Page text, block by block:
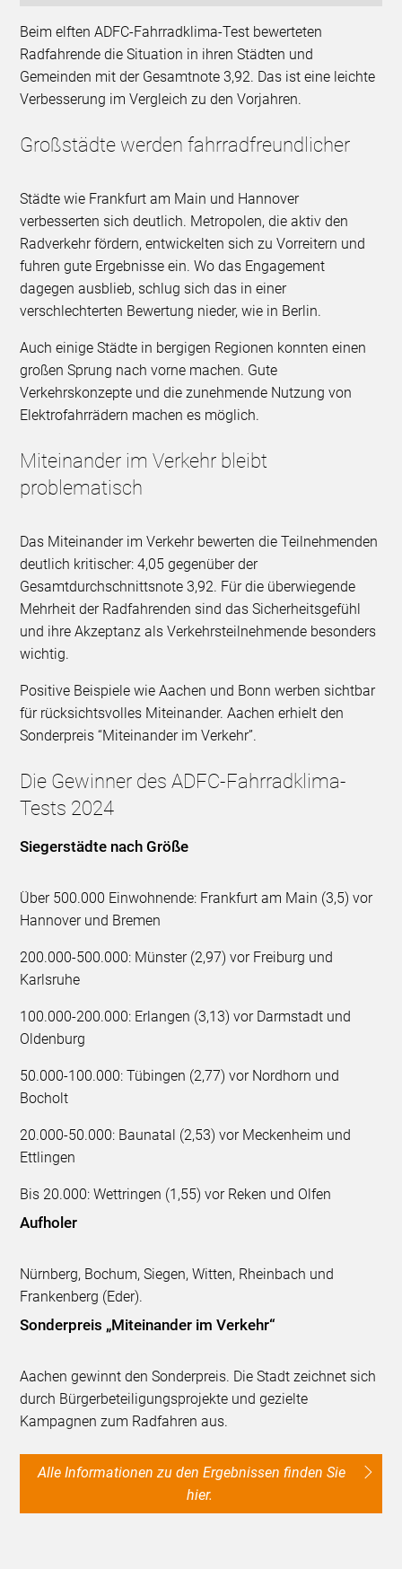
Beim elften ADFC-Fahrradklima-Test bewerteten
Radfahrende die Situation in ihren Städten und
Gemeinden mit der Gesamtnote 3,92. Das ist eine leichte
Verbesserung im Vergleich zu den Vorjahren.
Großstädte werden fahrradfreundlicher
Städte wie Frankfurt am Main und Hannover
verbesserten sich deutlich. Metropolen, die aktiv den
Radverkehr fördern, entwickelten sich zu Vorreitern und
fuhren gute Ergebnisse ein. Wo das Engagement
dagegen ausblieb, schlug sich das in einer
verschlechterten Bewertung nieder, wie in Berlin.
Auch einige Städte in bergigen Regionen konnten einen
großen Sprung nach vorne machen. Gute
Verkehrskonzepte und die zunehmende Nutzung von
Elektrofahrrädern machen es möglich.
Miteinander im Verkehr bleibt
problematisch
Das Miteinander im Verkehr bewerten die Teilnehmenden
deutlich kritischer: 4,05 gegenüber der
Gesamtdurchschnittsnote 3,92. Für die überwiegende
Mehrheit der Radfahrenden sind das Sicherheitsgefühl
und ihre Akzeptanz als Verkehrsteilnehmende besonders
wichtig.
Positive Beispiele wie Aachen und Bonn werben sichtbar
für rücksichtsvolles Miteinander. Aachen erhielt den
Sonderpreis “Miteinander im Verkehr”.
Die Gewinner des ADFC-Fahrradklima-
Tests 2024
Siegerstädte nach Größe
Über 500.000 Einwohnende: Frankfurt am Main (3,5) vor
Hannover und Bremen
200.000-500.000: Münster (2,97) vor Freiburg und
Karlsruhe
100.000-200.000: Erlangen (3,13) vor Darmstadt und
Oldenburg
50.000-100.000: Tübingen (2,77) vor Nordhorn und
Bocholt
20.000-50.000: Baunatal (2,53) vor Meckenheim und
Ettlingen
Bis 20.000: Wettringen (1,55) vor Reken und Olfen
Aufholer
Nürnberg, Bochum, Siegen, Witten, Rheinbach und
Frankenberg (Eder).
Sonderpreis „Miteinander im Verkehr“
Aachen gewinnt den Sonderpreis. Die Stadt zeichnet sich
durch Bürgerbeteiligungsprojekte und gezielte
Kampagnen zum Radfahren aus.
Alle Informationen zu den Ergebnissen finden Sie
hier.